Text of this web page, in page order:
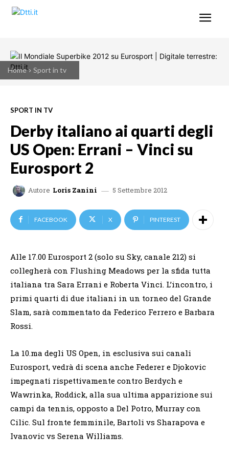
Home Sport in tv
SPORT IN TV
Derby italiano ai quarti degli
US Open: Errani – Vinci su
Eurosport 2
Autore Loris Zanini 5 Settembre 2012
FACEBOOK X PINTEREST
Alle 17.00 Eurosport 2 (solo su Sky, canale 212) si
collegherà con Flushing Meadows per la sfida tutta
italiana tra Sara Errani e Roberta Vinci. L’incontro, i
primi quarti di due italiani in un torneo del Grande
Slam, sarà commentato da Federico Ferrero e Barbara
Rossi.
La 10.ma degli US Open, in esclusiva sui canali
Eurosport, vedrà di scena anche Federer e Djokovic
impegnati rispettivamente contro Berdych e
Wawrinka, Roddick, alla sua ultima apparizione sui
campi da tennis, opposto a Del Potro, Murray con
Cilic. Sul fronte femminile, Bartoli vs Sharapova e
Ivanovic vs Serena Williams.